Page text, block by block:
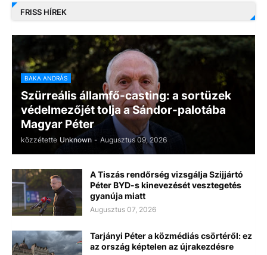
FRISS HÍREK
BAKA ANDRÁS
Szürreális államfő-casting: a sortüzek
védelmezőjét tolja a Sándor-palotába
Magyar Péter
közzétette Unknown - Augusztus 09, 2026
A Tiszás rendőrség vizsgálja Szijjártó
Péter BYD-s kinevezését vesztegetés
gyanúja miatt
Augusztus 07, 2026
Tarjányi Péter a közmédiás csörtéről: ez
az ország képtelen az újrakezdésre